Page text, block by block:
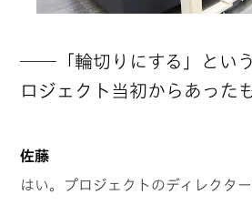
──「輪切りにする」とい
ロジェクト当初からあった
佐藤
はい。プロジェクトのディレクタ